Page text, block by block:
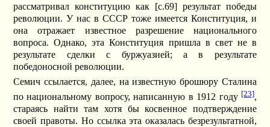
рассматривал конституцию как [c.69] результат победы
революции. У нас в СССР тоже имеется Конституция, и
она отражает известное разрешение национального
вопроса. Однако, эта Конституция пришла в свет не в
результате сделки с буржуазией; а в результате
победоносной революции.
Семич ссылается, далее, на известную брошюру Сталина
по национальному вопросу, написанную в 1912 году [23],
стараясь найти там хотя бы косвенное подтверждение
своей правоты. Но ссылка эта оказалась безрезультатной,